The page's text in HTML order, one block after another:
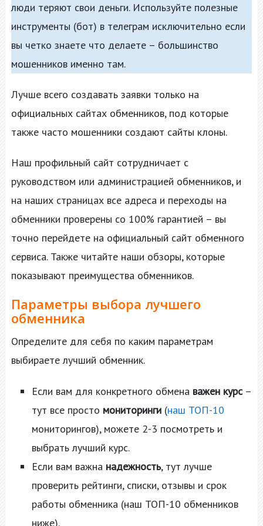
люди теряют свои деньги. Используйте полезные
инструменты (бот) в телеграм исключительно если
вы четко знаете что делаете – большинство
мошенников именно там.
Лучше всего создавать заявки только на
официальных сайтах обменников, под которые
также часто мошенники создают сайты клоны.
Наш профильный сайт сотрудничает с
руководством или администрацией обменников, и
на наших страницах все адреса и переходы на
обменники проверены со 100% гарантией – вы
точно перейдете на официальный сайт обменного
сервиса. Также читайте наши обзоры, которые
показывают преимущества обменников.
Параметры выбора лучшего
обменника
Определите для себя по каким параметрам
выбираете лучший обменник.
Если вам для конкретного обмена важен курс–
тут все просто мониторинги (наш ТОП-10
мониторингов), можете 2-3 посмотреть и
выбрать лучший курс.
Если вам важна надежность, тут лучше
проверить рейтинги, списки, отзывы и срок
работы обменника (наш ТОП-10 обменников
ниже).